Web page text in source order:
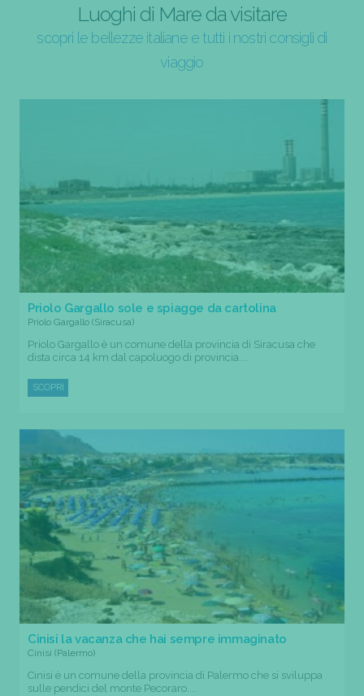
Luoghi di Mare da visitare
scopri le bellezze italiane e tutti i nostri consigli di
viaggio
Priolo Gargallo sole e spiagge da cartolina
Priolo Gargallo (Siracusa)
Priolo Gargallo è un comune della provincia di Siracusa che
dista circa 14 km dal capoluogo di provincia....
SCOPRI
Cinisi la vacanza che hai sempre immaginato
Cinisi (Palermo)
Cinisi è un comune della provincia di Palermo che si sviluppa
sulle pendici del monte Pecoraro....